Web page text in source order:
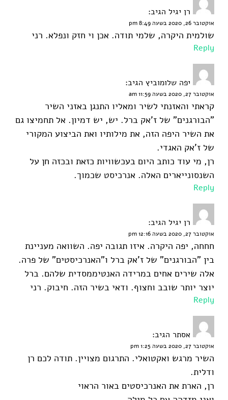
רן יגיל הגיב:
אוקטובר 26, 2020 בשעה 8:49 pm
שולמית היקרה, שלמי תודה. אכן וי חזק ונפלא. רני
Reply
יפה שלומוביץ הגיב:
אוקטובר 27, 2020 בשעה 11:59 am
קראתי והאזנתי לשיר ומאליו התנגן באזני השיר
"הבורגנים" של ז'אק ברל. יש, יש דמיון. אל תחמיצו גם
את השיר היפה הזה, את מילותיו ואת הביצוע המקורי
של ז'אק האגדי.
רן, מי עוד כותב היום בעכשוויות כזאת ובכזה חן על
השנסונייארים האלה. אנרכיסט שכמוך.
Reply
רן יגיל הגיב:
אוקטובר 27, 2020 בשעה 12:16 pm
חחחה, יפה היקרה. איזו תגובה יפה. השוואה מעניינת
בין "הבורגנים" של ז'אק ברל ו"האנרכיסטים" של פרה.
אלה שירים אחים במרידה האנטיממסדית שלהם. ברל
יוצר יותר שובב וחצוף. ודאי בשיר הזה. חיבוק. רני
Reply
אסתר הגיב:
אוקטובר 27, 2020 בשעה 1:25 pm
השיר מרגש ואקטואלי. התרגום מצויין. תודה לכם רן
ודלית.
רן, הארת את האנרכיסטים באור הראוי